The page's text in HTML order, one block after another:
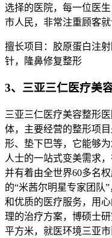
选择的医院，每一位医
市人民，非常注重顾客
擅长项目：胶原蛋白注
针，隆鼻修复整形
3、三亚三仁医疗美
三亚三仁医疗美容整形
体，主要经营的整形项
形、垫下巴等，它能够
人士的一站式变美需求
并有着由全世界60多名
的“米茜尔明星专家团队
和优质的医疗服务，用
理的治疗方案，博硕士
平方米，就医环境三亚